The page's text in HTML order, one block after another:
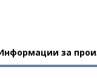
за